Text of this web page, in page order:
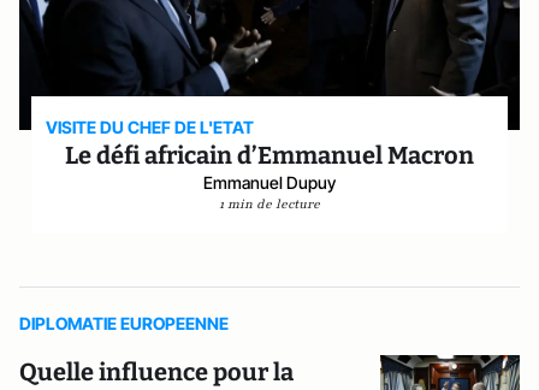
VISITE DU CHEF DE L'ETAT
Le défi africain d’Emmanuel Macron
Emmanuel Dupuy
1 min de lecture
DIPLOMATIE EUROPEENNE
Quelle influence pour la